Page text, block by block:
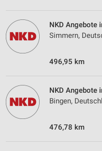
NKD Angebote
Simmern,
496,95 km
NKD Angebote
Bingen,
476,78 km
Entwicklung und
Verwendung reduzierter
Inhalten
Geräte anhand von aktiv
Informationen identifizieren
Nicht-IAB-Verarbeitungszwecke: